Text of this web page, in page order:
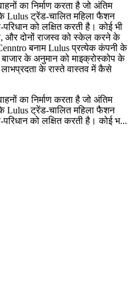
का निर्माण करता है जो अंतिम
Lulus ट्रेंड-चालित महिला फैशन
को लक्षित करती है। कोई भी
और दोनों राजस्व को स्केल करने के
बनाम Lulus प्रत्येक कंपनी के
के अनुमान को माइक्रोस्कोप के
के रास्ते वास्तव में कैसे
का निर्माण करता है जो अंतिम
Lulus ट्रेंड-चालित महिला फैशन
को लक्षित करती है। कोई भ...